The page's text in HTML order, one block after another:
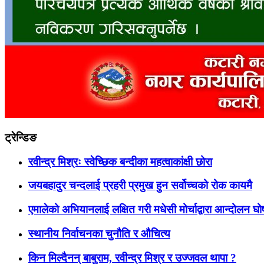
ट्रेन्डिङ
रवीन्द्र मिश्रः स्वेच्छिक बन्दीका महत्वाकांक्षी छोरा
जयबहादुर चन्दलाई प्रहरी प्रमुख हुन सर्वोच्चको रोक कायमै
एमालेको अभियानलाई लक्षित गरी मधेसी मोर्चाद्वारा आन्दोलन
स्थानीय निर्वाचनका चुनौति र औचित्य
किन मिल्दैनन् बाबुराम, रवीन्द्र मिश्र र उज्जवल थापा ?